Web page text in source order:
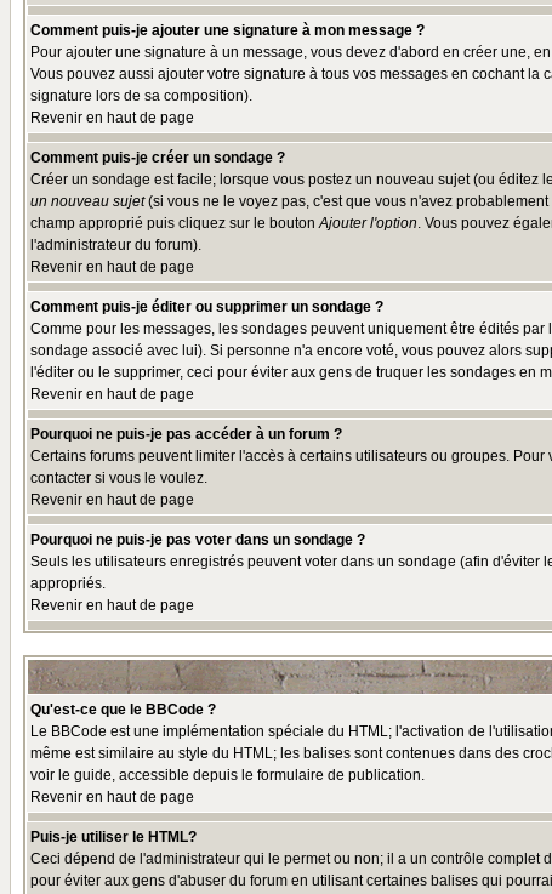
Comment puis-je ajouter une signature à mon message ?
Pour ajouter une signature à un message, vous devez d'abord en créer une,
Vous pouvez aussi ajouter votre signature à tous vos messages en cochant
signature lors de sa composition).
Revenir en haut de page
Comment puis-je créer un sondage ?
Créer un sondage est facile; lorsque vous postez un nouveau sujet (ou
un nouveau sujet(si vous ne le voyez pas, c'est que vous n'avez
champ approprié puis cliquez sur le boutonAjouter l'option. Vous pouvez
l'administrateur du forum).
Revenir en haut de page
Comment puis-je éditer ou supprimer un sondage ?
Comme pour les messages, les sondages peuvent uniquement être édités
sondage associé avec lui). Si personne n'a encore voté, vous pouvez alors
l'éditer ou le supprimer, ceci pour éviter aux gens de truquer les sondages en
Revenir en haut de page
Pourquoi ne puis-je pas accéder à un forum ?
Certains forums peuvent limiter l'accès à certains utilisateurs ou groupes.
contacter si vous le voulez.
Revenir en haut de page
Pourquoi ne puis-je pas voter dans un sondage ?
Seuls les utilisateurs enregistrés peuvent voter dans un sondage (afin
appropriés.
Revenir en haut de page
Qu'est-ce que le BBCode ?
Le BBCode est une implémentation spéciale du HTML; l'activation de
même est similaire au style du HTML; les balises sont contenues dans des
voir le guide, accessible depuis le formulaire de publication.
Revenir en haut de page
Puis-je utiliser le HTML?
Ceci dépend de l'administrateur qui le permet ou non; il a un contrôle complet
pour éviter aux gens d'abuser du forum en utilisant certaines balises qui